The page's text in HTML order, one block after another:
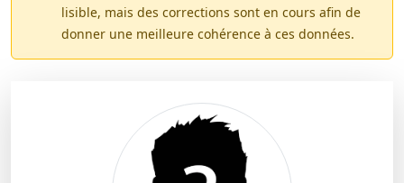
lisible, mais des corrections sont en cours afin de
donner une meilleure cohérence à ces données.